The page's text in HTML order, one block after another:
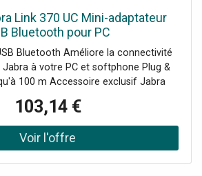
Link 370 UC Mini-adaptateur
Bluetooth pour PC
Bluetooth Améliore la connectivité
à votre PC et softphone Plug &
100 m Accessoire exclusif Jabra
+ et le Stealth
103,14 €